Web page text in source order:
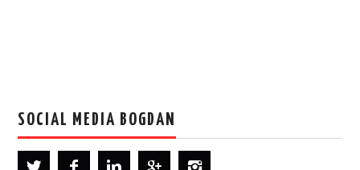
SOCIAL MEDIA BOGDAN